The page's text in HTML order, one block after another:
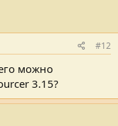
#12
можно
3.15?